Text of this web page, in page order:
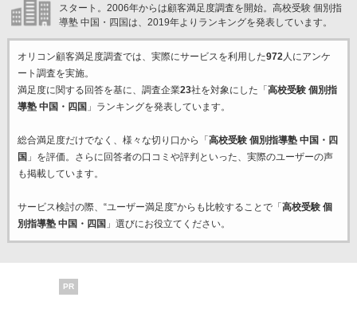
スタート。2006年からは顧客満足度調査を開始。高校受験 個別指
導塾 中国・四国は、2019年よりランキングを発表しています。
オリコン顧客満足度調査では、実際にサービスを利用した972人にアンケ
ート調査を実施。
満足度に関する回答を基に、調査企業23社を対象にした「 高校受験 個別指
導塾 中国・四国 」ランキングを発表しています。
総合満足度だけでなく、様々な切り口から「 高校受験 個別指導塾 中国・四
国 」を評価。さらに回答者の口コミや評判といった、実際のユーザーの声
も掲載しています。
サービス検討の際、“ユーザー満足度”からも比較することで「 高校受験 個
別指導塾 中国・四国 」選びにお役立てください。
PR